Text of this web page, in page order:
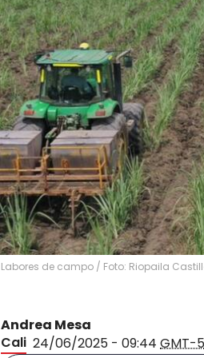
Labores de campo / Foto: Riopaila
Andrea Mesa
Cali 24/06/2025 - 09:44 GMT-5